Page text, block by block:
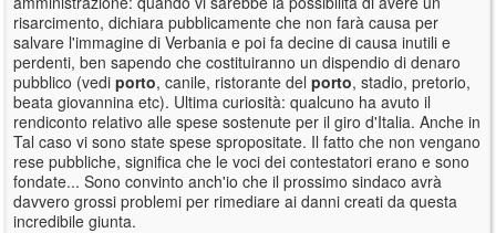
risarcimento, dichiara pubblicamente che non farà causa per
salvare l'immagine di Verbania e poi fa decine di causa inutili e
perdenti, ben sapendo che costituiranno un dispendio di denaro
pubblico (vedi porto, canile, ristorante del porto, stadio, pretorio,
beata giovannina etc). Ultima curiosità: qualcuno ha avuto il
rendiconto relativo alle spese sostenute per il giro d'Italia. Anche in
Tal caso vi sono state spese spropositate. Il fatto che non vengano
rese pubbliche, significa che le voci dei contestatori erano e sono
fondate... Sono convinto anch'io che il prossimo sindaco avrà
davvero grossi problemi per rimediare ai danni creati da questa
incredibile giunta.